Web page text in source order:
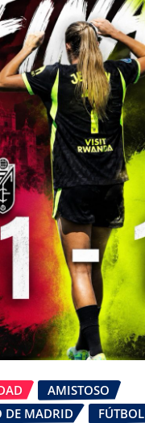
AMISTOSO
DE MADRID
FÚTBOL